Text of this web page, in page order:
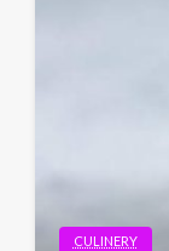
CULINERY